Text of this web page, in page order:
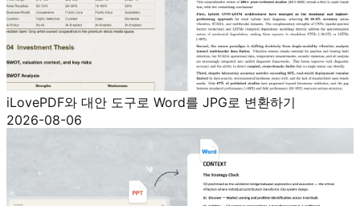
iLovePDF와 대안 도구로 Word를 JPG로 변환하기
2026-08-06